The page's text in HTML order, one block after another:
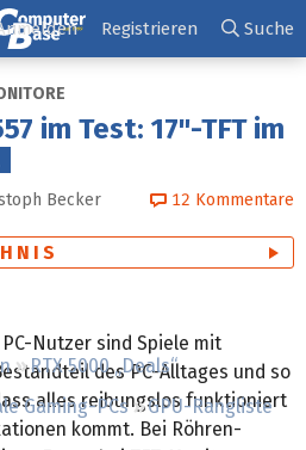
RTX 5000 „Deals“
Gaming-PCs
GPU-Rangliste
Registrieren Suche
im Test: 17"-TFT im
Becker 12 Kommentare
Nutzer sind Spiele mit
des PC-Alltages und so
alles reibungslos funktioniert
kommt. Bei Röhren-